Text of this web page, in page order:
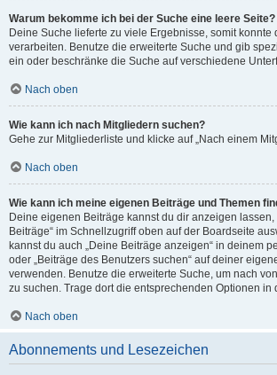
Warum bekomme ich bei der Suche eine leere Seite?
Deine Suche lieferte zu viele Ergebnisse, somit konnte
verarbeiten. Benutze die erweiterte Suche und gib
ein oder beschränke die Suche auf verschiedene
Nach oben
Wie kann ich nach Mitgliedern suchen?
Gehe zur Mitgliederliste und klicke auf „Nach einem
Nach oben
Wie kann ich meine eigenen Beiträge und Themen
Deine eigenen Beiträge kannst du dir anzeigen lassen,
Beiträge“ im Schnellzugriff oben auf der Boardseite
kannst du auch „Deine Beiträge anzeigen“ in deinem
oder „Beiträge des Benutzers suchen“ auf deiner
verwenden. Benutze die erweiterte Suche, um nach
zu suchen. Trage dort die entsprechenden Optionen in
Nach oben
Abonnements und Lesezeichen